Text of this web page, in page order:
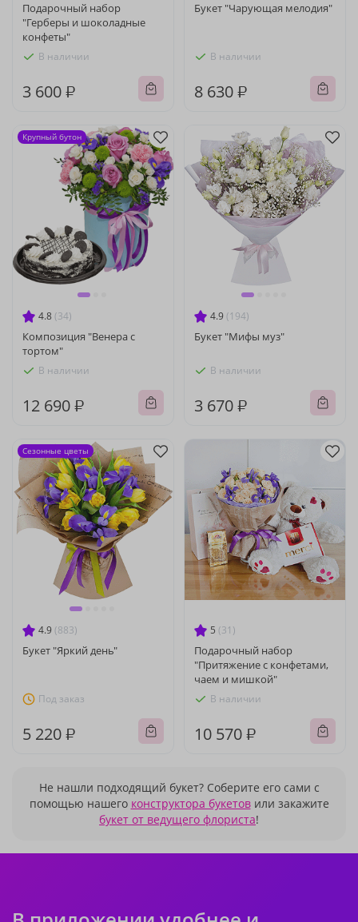
Подарочный набор
"Герберы и шоколадные
конфеты"
В наличии
3 600 ₽
Букет "Чарующая мелодия"
В наличии
8 630 ₽
4.8 (34)
Композиция "Венера с
тортом"
В наличии
12 690 ₽
Крупный бутон
4.9 (194)
Букет "Мифы муз"
В наличии
3 670 ₽
4.9 (883)
Букет "Яркий день"
Под заказ
5 220 ₽
Сезонные цветы
5 (31)
Подарочный набор
"Притяжение с конфетами,
чаем и мишкой"
В наличии
10 570 ₽
Не нашли подходящий букет? Соберите его сами с
помощью нашего конструктора букетовили закажите
букет от ведущего флориста!